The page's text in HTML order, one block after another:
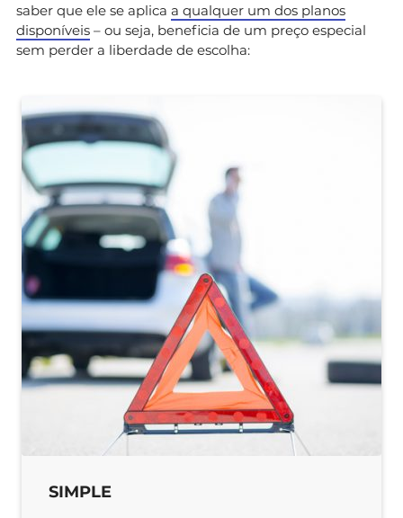
saber que ele se aplica a qualquer um dos planos
disponíveis – ou seja, beneficia de um preço especial
sem perder a liberdade de escolha:
SIMPLE